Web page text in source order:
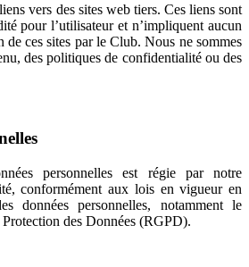
vers des sites web tiers. Ces liens sont
pour l’utilisateur et n’impliquent aucun
de ces sites par le Club. Nous ne sommes
des politiques de confidentialité ou des
personnelles est régie par notre
conformément aux lois en vigueur en
données personnelles, notamment le
des Données (RGPD).